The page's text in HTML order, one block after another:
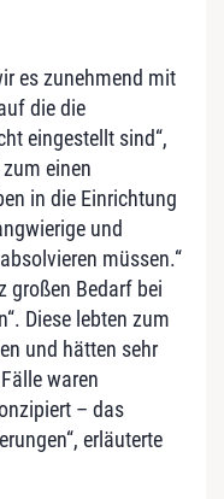
es zunehmend mit
die die
eingestellt sind“,
einen
in die Einrichtung
und
müssen.“
großen Bedarf bei
Diese lebten zum
und hätten sehr
waren
– das
erläuterte